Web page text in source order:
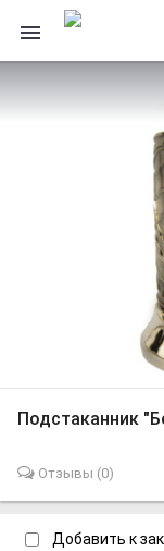
Подстаканник
Отзывы (0)
Добавить к